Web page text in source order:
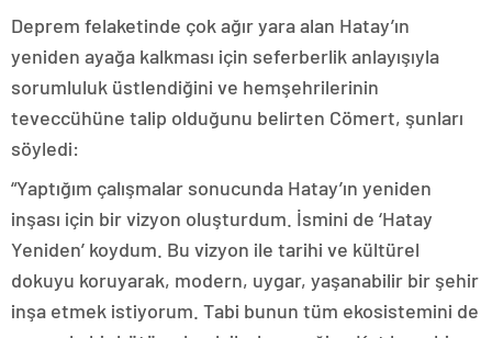
Deprem felaketinde çok ağır yara alan Hatay’ın
yeniden ayağa kalkması için seferberlik anlayışıyla
sorumluluk üstlendiğini ve hemşehrilerinin
teveccühüne talip olduğunu belirten Cömert, şunları
söyledi:
“Yaptığım çalışmalar sonucunda Hatay’ın yeniden
inşası için bir vizyon oluşturdum. İsmini de ‘Hatay
Yeniden’ koydum. Bu vizyon ile tarihi ve kültürel
dokuyu koruyarak, modern, uygar, yaşanabilir bir şehir
inşa etmek istiyorum. Tabi bunun tüm ekosistemini de